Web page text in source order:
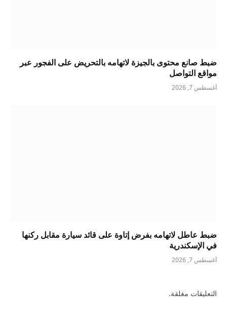
ضبط صانع محتوى بالجيزة لاتهامه بالتحريض على الفجور عبر
مواقع التواصل
أغسطس 7, 2026
ضبط عاطل لاتهامه بفرض إتاوة على قائد سيارة مقابل ركنها
في الإسكندرية
أغسطس 7, 2026
التعليقات مغلقة.